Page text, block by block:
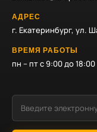
АДРЕС
г. Екатеринбург, ул.
ВРЕМЯ РАБОТЫ
пн – пт с 9:00 до 18:00